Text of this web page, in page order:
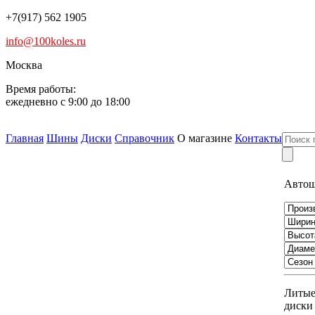
+7(917) 562 1905
info@100koles.ru
Москва
Время работы:
ежедневно с 9:00 до 18:00
Главная Шины Диски Справочник О магазине Контакты
Литые
диски